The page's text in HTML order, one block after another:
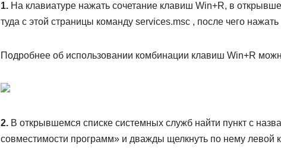
1.На клавиатуре нажать сочетание клавиш Win+R, в
туда с этой страницы команду services.msc , после чего
Подробнее об использовании комбинации клавиш Win+R
2.В открывшемся списке системных служб найти пункт с
совместимости программ» и дважды щелкнуть по нему левой